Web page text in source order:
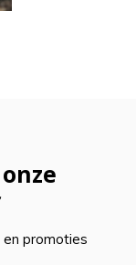
promoties